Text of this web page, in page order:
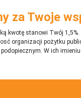
za Twoje
kwotę stanowi Twój
organizacji pożytku
W ich